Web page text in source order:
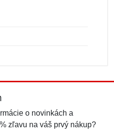
o novinkách a
zľavu na váš prvý nákup?